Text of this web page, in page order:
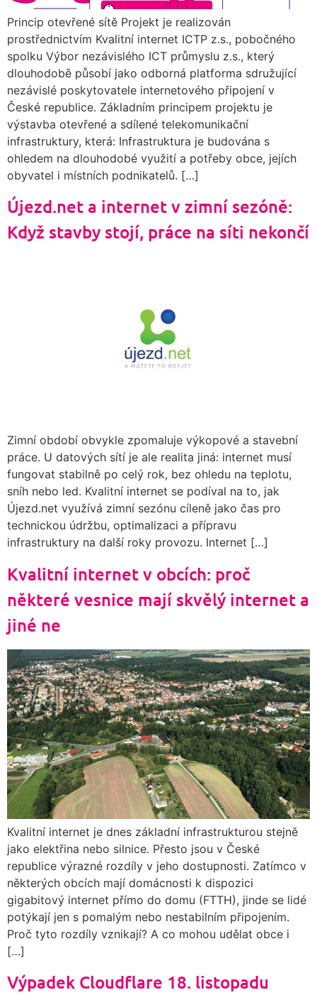
Princip otevřené sítě Projekt je realizován
prostřednictvím Kvalitní internet ICTP z.s., pobočného
spolku Výbor nezávislého ICT průmyslu z.s., který
dlouhodobě působí jako odborná platforma sdružující
nezávislé poskytovatele internetového připojení v
České republice. Základním principem projektu je
výstavba otevřené a sdílené telekomunikační
infrastruktury, která: Infrastruktura je budována s
ohledem na dlouhodobé využití a potřeby obce, jejích
obyvatel i místních podnikatelů. […]
Újezd.net a internet v zimní sezóně:
Když stavby stojí, práce na síti nekončí
Zimní období obvykle zpomaluje výkopové a stavební
práce. U datových sítí je ale realita jiná: internet musí
fungovat stabilně po celý rok, bez ohledu na teplotu,
sníh nebo led. Kvalitní internet se podíval na to, jak
Újezd.net využívá zimní sezónu cíleně jako čas pro
technickou údržbu, optimalizaci a přípravu
infrastruktury na další roky provozu. Internet […]
Kvalitní internet v obcích: proč
některé vesnice mají skvělý internet a
jiné ne
Kvalitní internet je dnes základní infrastrukturou stejně
jako elektřina nebo silnice. Přesto jsou v České
republice výrazné rozdíly v jeho dostupnosti. Zatímco v
některých obcích mají domácnosti k dispozici
gigabitový internet přímo do domu (FTTH), jinde se lidé
potýkají jen s pomalým nebo nestabilním připojením.
Proč tyto rozdíly vznikají? A co mohou udělat obce i
[…]
Výpadek Cloudflare 18. listopadu